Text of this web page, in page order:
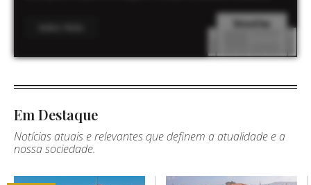
Em Destaque
Notícias atuais e relevantes que definem a atualidade e a
nossa sociedade.